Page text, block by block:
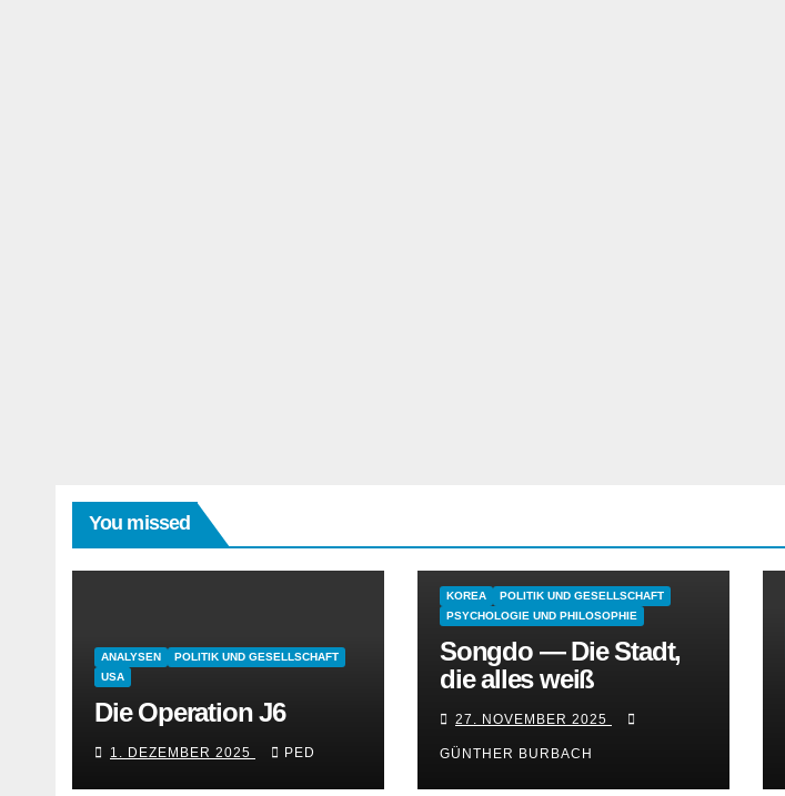
You missed
ANALYSEN
POLITIK UND GESELLSCHAFT
USA
Die Operation J6
1. DEZEMBER 2025 PED
KOREA
POLITIK UND GESELLSCHAFT
PSYCHOLOGIE UND PHILOSOPHIE
Songdo — Die Stadt,
die alles weiß
27. NOVEMBER 2025
GÜNTHER BURBACH